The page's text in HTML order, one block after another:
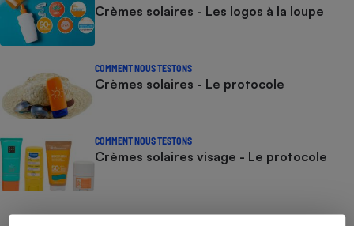
Crèmes solaires - Les logos à la loupe
COMMENT NOUS TESTONS
Crèmes solaires - Le protocole
COMMENT NOUS TESTONS
Crèmes solaires visage - Le protocole